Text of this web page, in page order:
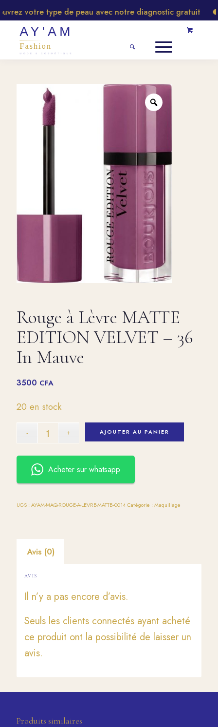
votre type de peau avec notre diagnostic gratuit
Rouge à Lèvre MATTE
EDITION VELVET – 36
In Mauve
3500 CFA
20 en stock
AJOUTER AU PANIER
Acheter sur whatsapp
UGS : AYAM-MAQ-ROUGE-A-LEVRE-MATTE--0014 Catégorie : Maquillage
Avis (0)
AVIS
Il n’y a pas encore d’avis.
Seuls les clients connectés ayant acheté
ce produit ont la possibilité de laisser un
avis.
Produits similaires